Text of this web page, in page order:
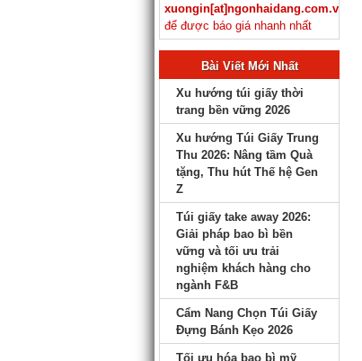
xuongin[at]ngonhaidang.com.vn
để được báo giá nhanh nhất
Bài Viết Mới Nhất
Xu hướng túi giấy thời
trang bền vững 2026
Xu hướng Túi Giấy Trung
Thu 2026: Nâng tầm Quà
tặng, Thu hút Thế hệ Gen
Z
Túi giấy take away 2026:
Giải pháp bao bì bền
vững và tối ưu trải
nghiệm khách hàng cho
ngành F&B
Cẩm Nang Chọn Túi Giấy
Đựng Bánh Kẹo 2026
Tối ưu hóa bao bì mỹ